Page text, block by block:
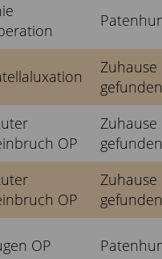
Zuhause
gefunden
OP
Zuhause
gefunden
OP
Zuhause
gefunden
OP